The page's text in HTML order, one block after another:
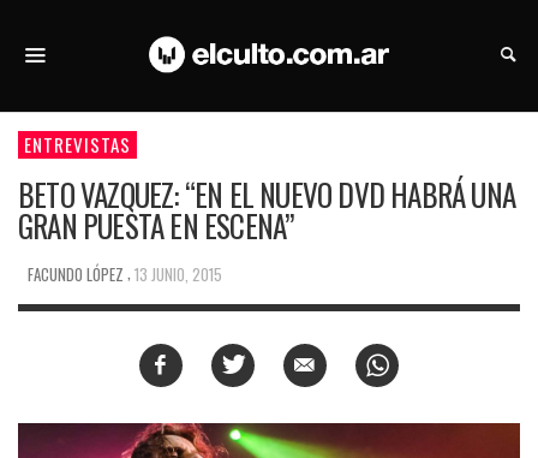
ENTREVISTAS
BETO VAZQUEZ: “EN EL NUEVO DVD HABRÁ UNA
GRAN PUESTA EN ESCENA”
FACUNDO LÓPEZ 13 JUNIO, 2015